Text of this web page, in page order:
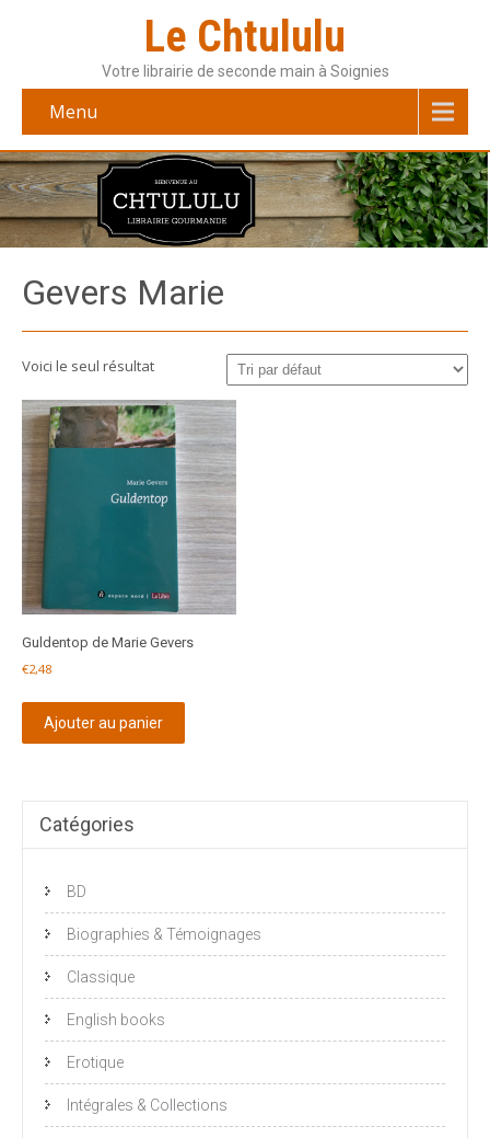
Le Chtululu
Votre librairie de seconde main à Soignies
Menu
Gevers Marie
Voici le seul résultat
Guldentop de Marie Gevers
€2,48
Ajouter au panier
Catégories
BD
Biographies & Témoignages
Classique
English books
Erotique
Intégrales & Collections